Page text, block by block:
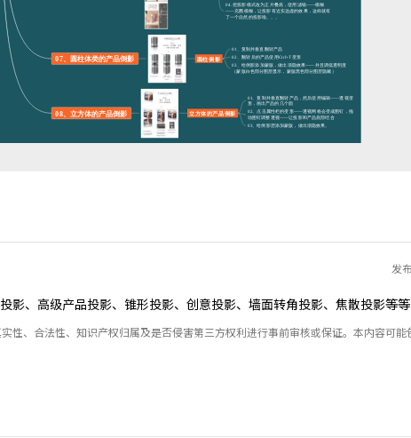
发
、高级产品投影、锥形投影、创意投影、墙面转角投影、焦散投影等等
性、合法性、知识产权归属及是否侵害第三方权利进行事前审核或保证。本内容可